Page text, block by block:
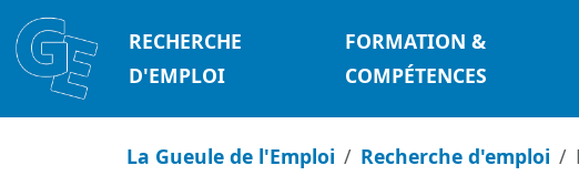
RECHERCHE
D'EMPLOI
FORMATION &
COMPÉTENCES
La Gueule de l'Emploi Recherche d'emploi